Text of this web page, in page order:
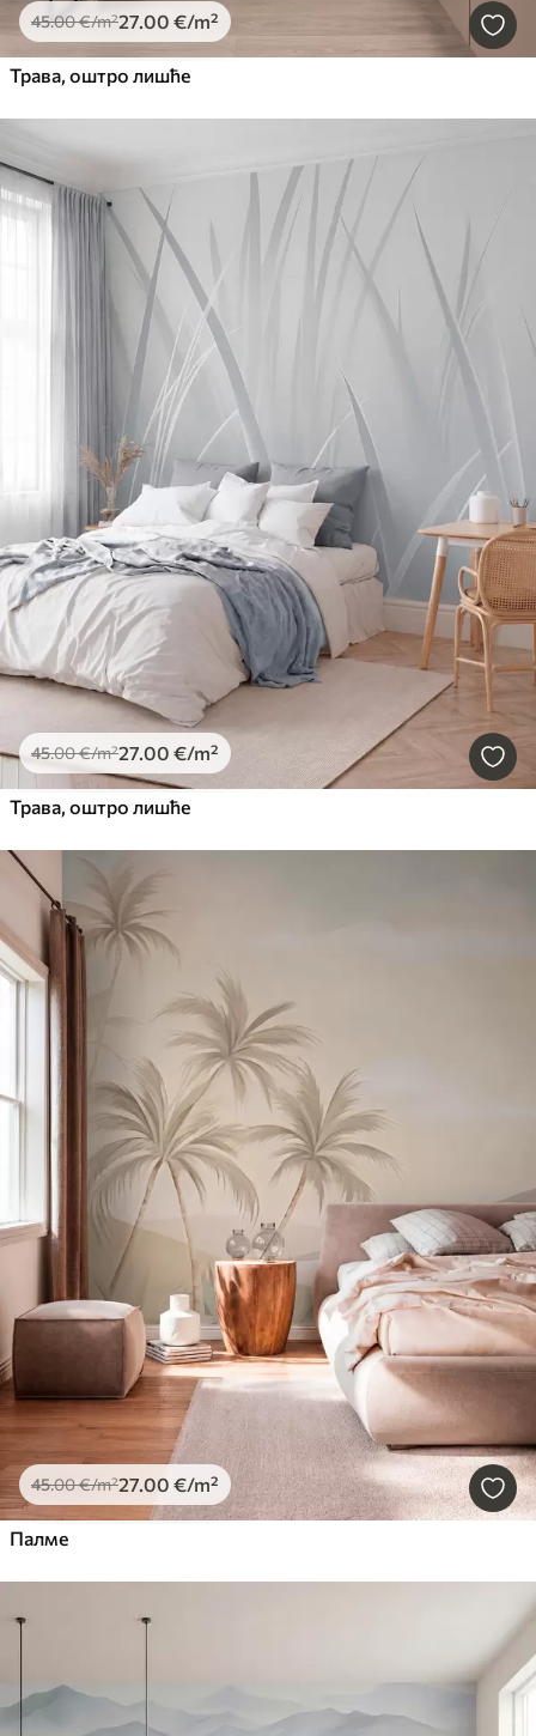
45.00€/m²27.00 €/m²
Трава, оштро лишће
45.00€/m²27.00 €/m²
Трава, оштро лишће
45.00€/m²27.00 €/m²
Палме